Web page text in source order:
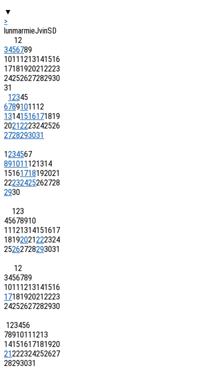
▼
>
lunmarmieJvinS D
12
3456789
1011 1213141516
17181920212223
24252627282930
31
12345
67891011 12
13141516171819
20212223242526
2728293031
1234567
891011 121314
15161718192021
22232425262728
2930
123
45678910
11 121314151617
18192021222324
25262728293031
12
3456789
1011 1213141516
17181920212223
24252627282930
123456
7891011 1213
14151617181920
21222324252627
28293031